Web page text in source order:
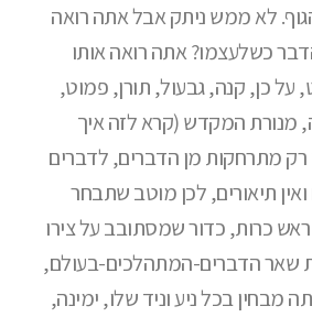
לא ממש ניתק אבל אתה רואה
כשלעצמו? אתה רואה אותו
כן, קנה, גבעול, תורן, פמוט,
המקדש (קרא לזה איך
מתרחקות מן הדברים, לדברים
תיאורים, לכן מוטב שתבחר
כרות, כדור שמסתובב על צירו
שאר הדברים-המתהלכים-בעולם,
מבחין בכל ניע וניד שלו, ימינה,